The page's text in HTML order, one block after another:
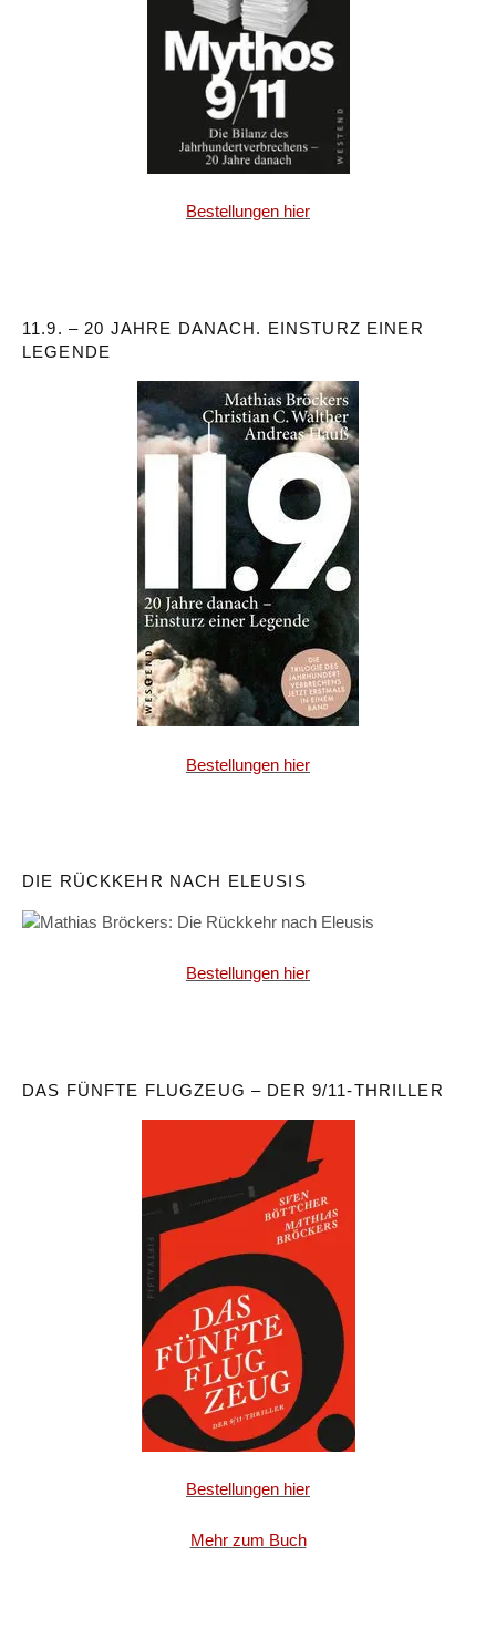
Bestellungen hier
11.9. – 20 JAHRE DANACH. EINSTURZ EINER
LEGENDE
Bestellungen hier
DIE RÜCKKEHR NACH ELEUSIS
Bestellungen hier
DAS FÜNFTE FLUGZEUG – DER 9/11-THRILLER
Bestellungen hier
Mehr zum Buch